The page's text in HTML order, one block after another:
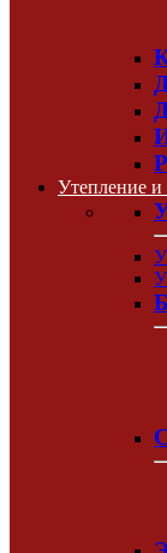
Утепление и